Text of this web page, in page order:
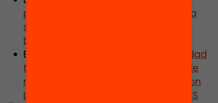
programas educativos es clave para
saber su impacto y garantizar unas
buenas prácticas educativas»
ENTREVISTA.
Evidencias de la capacidad
transformadora de los programas de
refuerzo educativo: la experiencia con
LECXIT, MATH TUTORING y PENTABILITIES